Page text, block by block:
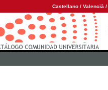
Castellano / Valencià /